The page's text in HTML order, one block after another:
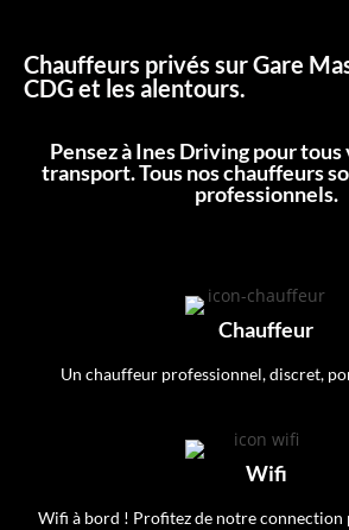
Chauffeurs privés sur Gare
CDG et les alentours.
Pensez à Ines Driving pour tous
transport. Tous nos chauffeurs
professionnels.
Chauffeur
Un chauffeur professionnel, discret,
Wifi
Wifi à bord ! Profitez de notre